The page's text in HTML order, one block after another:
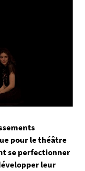
pour le théâtre
se perfectionner
leur